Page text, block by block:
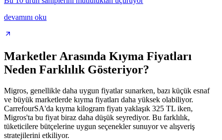
devamını oku
Marketler Arasında Kıyma Fiyatları
Neden Farklılık Gösteriyor?
Migros, genellikle daha uygun fiyatlar sunarken, bazı küçük esnaf
ve büyük marketlerde kıyma fiyatları daha yüksek olabiliyor.
CarrefourSA'da kıyma kilogram fiyatı yaklaşık 325 TL iken,
Migros'ta bu fiyat biraz daha düşük seyrediyor. Bu farklılık,
tüketicilere bütçelerine uygun seçenekler sunuyor ve alışveriş
stratejilerini etkiliyor.